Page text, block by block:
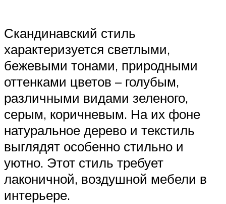
Скандинавский стиль
характеризуется светлыми,
бежевыми тонами, природными
оттенками цветов – голубым,
различными видами зеленого,
серым, коричневым. На их фоне
натуральное дерево и текстиль
выглядят особенно стильно и
уютно. Этот стиль требует
лаконичной, воздушной мебели в
интерьере.